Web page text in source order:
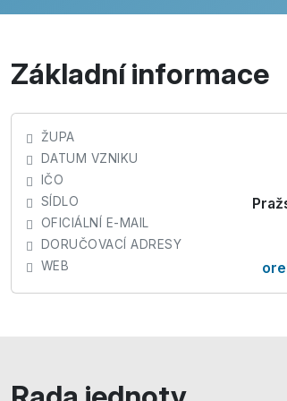
Základní informace
ŽUPA
DATUM VZNIKU
IČO
SÍDLO
OFICIÁLNÍ E-MAIL
DORUČOVACÍ ADRESY
WEB